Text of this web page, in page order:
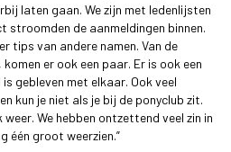
laten gaan. We zijn met ledenlijsten
stroomden de aanmeldingen binnen.
tips van andere namen. Van de
er ook een paar. Er is ook een
gebleven met elkaar. Ook veel
kun je niet als je bij de ponyclub zit.
We hebben ontzettend veel zin in
één groot weerzien.”